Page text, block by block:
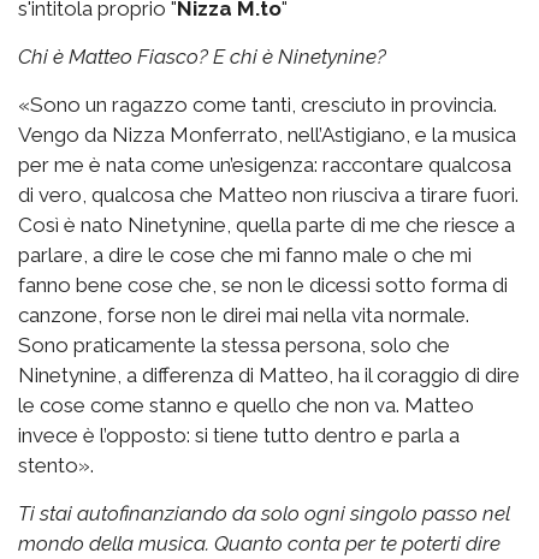
s'intitola proprio "Nizza M.to"
Chi è Matteo Fiasco? E chi è Ninetynine?
«Sono un ragazzo come tanti, cresciuto in provincia.
Vengo da Nizza Monferrato, nell’Astigiano, e la musica
per me è nata come un’esigenza: raccontare qualcosa
di vero, qualcosa che Matteo non riusciva a tirare fuori.
Così è nato Ninetynine, quella parte di me che riesce a
parlare, a dire le cose che mi fanno male o che mi
fanno bene cose che, se non le dicessi sotto forma di
canzone, forse non le direi mai nella vita normale.
Sono praticamente la stessa persona, solo che
Ninetynine, a differenza di Matteo, ha il coraggio di dire
le cose come stanno e quello che non va. Matteo
invece è l’opposto: si tiene tutto dentro e parla a
stento».
Ti stai autofinanziando da solo ogni singolo passo nel
mondo della musica. Quanto conta per te poterti dire